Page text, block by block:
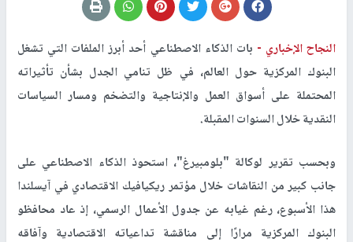
النجاح الإخباري - بات الذكاء الاصطناعي أحد أبرز الملفات التي تشغل
البنوك المركزية حول العالم، في ظل تنامي الجدل بشأن تأثيراته
المحتملة على أسواق العمل والإنتاجية والتضخم ومسار السياسات
النقدية خلال السنوات المقبلة.
وبحسب تقرير لوكالة "بلومبيرغ"، استحوذ الذكاء الاصطناعي على
جانب كبير من النقاشات خلال مؤتمر ريكيافيك الاقتصادي في آيسلندا
هذا الأسبوع، رغم غيابه عن جدول الأعمال الرسمي، إذ عاد محافظو
البنوك المركزية مرارًا إلى مناقشة تداعياته الاقتصادية وآفاقه